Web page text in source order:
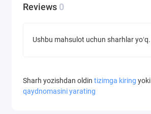
Reviews 0
Ushbu mahsulot uchun sharhlar yoʻq.
Sharh yozishdan oldin tizimga kiring yoki
qaydnomasini yarating